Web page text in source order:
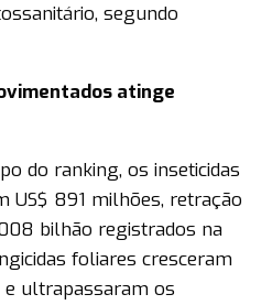
segundo
atinge
do ranking, os inseticidas
US$ 891 milhões, retração
bilhão registrados na
foliares cresceram
ultrapassaram os